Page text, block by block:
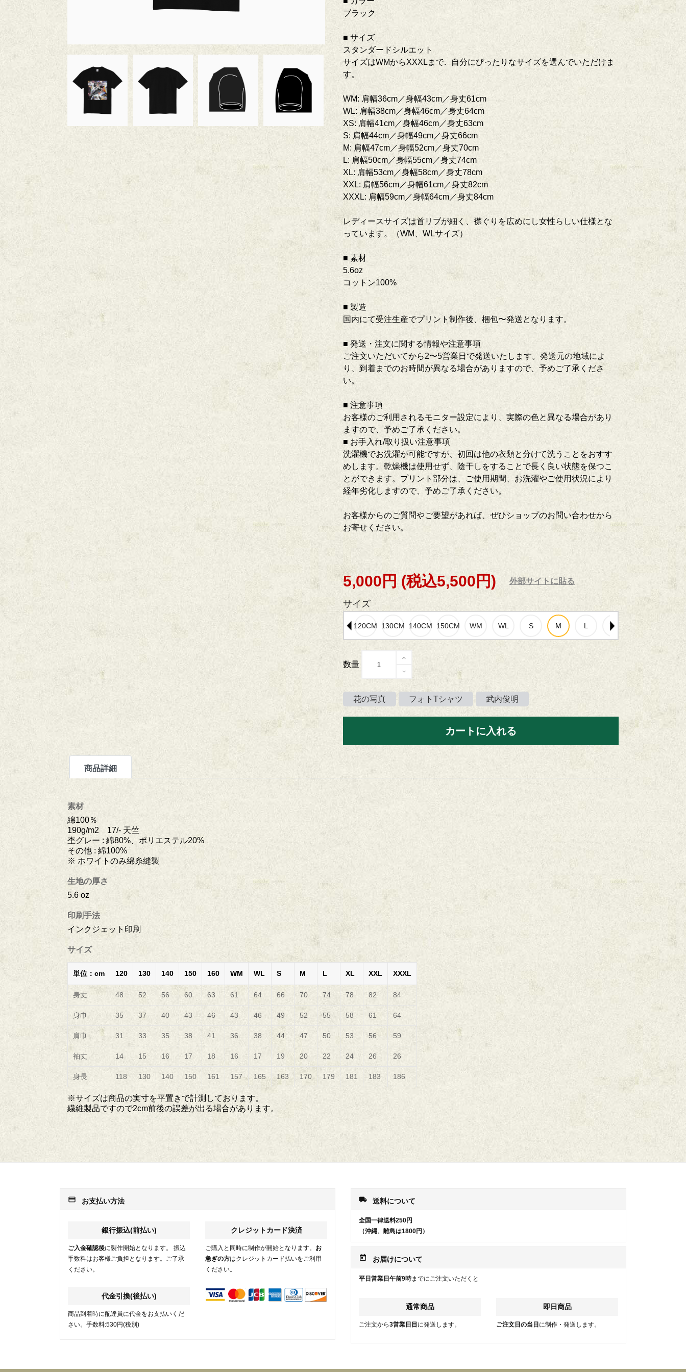
ブラック
■ サイズ
スタンダードシルエット
サイズはWMからXXXLまで. 自分にぴったりなサイズを選んでいただけま
す。
WM: 肩幅36cm／身幅43cm／身丈61cm
WL: 肩幅38cm／身幅46cm／身丈64cm
XS: 肩幅41cm／身幅46cm／身丈63cm
S: 肩幅44cm／身幅49cm／身丈66cm
M: 肩幅47cm／身幅52cm／身丈70cm
L: 肩幅50cm／身幅55cm／身丈74cm
XL: 肩幅53cm／身幅58cm／身丈78cm
XXL: 肩幅56cm／身幅61cm／身丈82cm
XXXL: 肩幅59cm／身幅64cm／身丈84cm
レディースサイズは首リブが細く、襟ぐりを広めにし女性らしい仕様とな
っています。（WM、WLサイズ）
■ 素材
5.6oz
コットン100%
■ 製造
国内にて受注生産でプリント制作後、梱包〜発送となります。
■ 発送・注文に関する情報や注意事項
ご注文いただいてから2〜5営業日で発送いたします。発送元の地域によ
り、到着までのお時間が異なる場合がありますので、予めご了承くださ
い。
■ 注意事項
お客様のご利用されるモニター設定により、実際の色と異なる場合があり
ますので、予めご了承ください。
■ お手入れ/取り扱い注意事項
洗濯機でお洗濯が可能ですが、初回は他の衣類と分けて洗うことをおすす
めします。乾燥機は使用せず、陰干しをすることで長く良い状態を保つこ
とができます。プリント部分は、ご使用期間、お洗濯やご使用状況により
経年劣化しますので、予めご了承ください。
お客様からのご質問やご要望があれば、ぜひショップのお問い合わせから
お寄せください。
5,000円 (税込5,500円) 外部サイトに貼る
サイズ
数量
花の写真 フォトTシャツ 武内俊明
カートに入れる
商品詳細
素材
綿100％
190g/m2 17/- 天竺
杢グレー : 綿80%、ポリエステル20%
その他 : 綿100%
※ ホワイトのみ綿糸縫製
生地の厚さ
5.6 oz
印刷手法
インクジェット印刷
サイズ
単位：cm 120 130 140 150 160 WM WL S M L XL XXL XXXL
身丈 48 52 56 60 63 61 64 66 70 74 78 82 84
身巾 35 37 40 43 46 43 46 49 52 55 58 61 64
肩巾 31 33 35 38 41 36 38 44 47 50 53 56 59
袖丈 14 15 16 17 18 16 17 19 20 22 24 26 26
身長 118 130 140 150 161 157 165 163 170 179 181 183 186
※サイズは商品の実寸を平置きで計測しております。
繊維製品ですので2cm前後の誤差が出る場合があります。
payment お支払い方法
銀行振込(前払い)
ご入金確認後に製作開始となります。 振込
手数料はお客様ご負担となります。ご了承
ください。
代金引換(後払い)
商品到着時に配達員に代金をお支払いくだ
さい。手数料:530円(税別)
クレジットカード決済
ご購入と同時に制作が開始となります。 お
急ぎの方はクレジットカード払いをご利用
ください。
local_shipping 送料について
全国一律送料250円
（沖縄、離島は1800円）
today お届けについて
平日営業日午前9時までにご注文いただくと
通常商品
ご注文から3営業日目 に発送します。
即日商品
ご注文日の当日 に制作・発送します。